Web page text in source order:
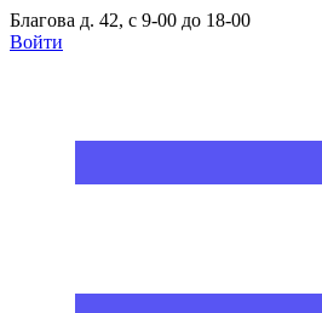
Благова д. 42, с 9-00 до 18-00
Войти